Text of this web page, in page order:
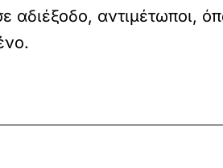
αντιμέτωποι,